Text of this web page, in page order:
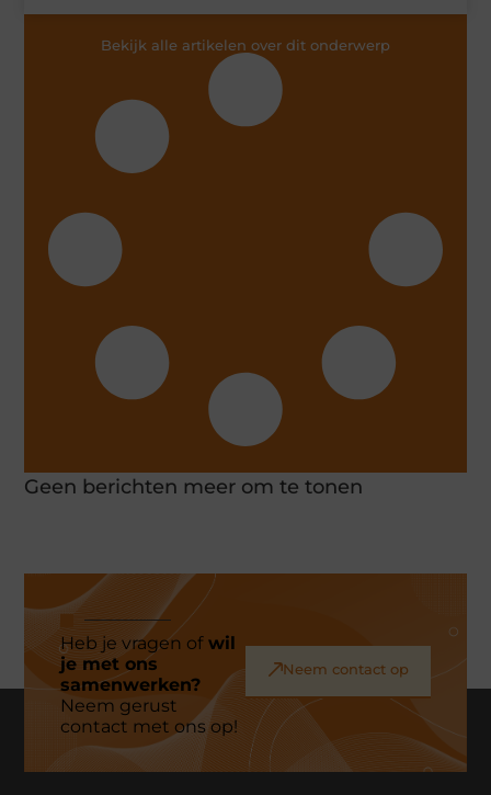
Bekijk alle artikelen over dit onderwerp
Geen berichten meer om te tonen
Heb je vragen ofwil
je met ons
samenwerken?
Neem gerust
contact met ons op!
Neem contact op